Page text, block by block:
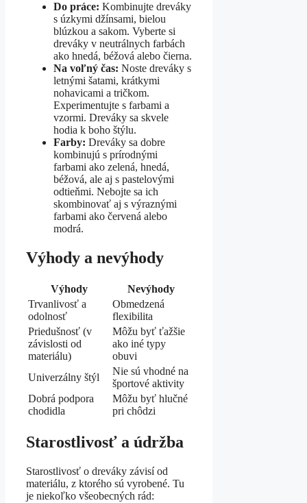
Do práce: Kombinujte dreváky
s úzkymi džínsami, bielou
blúzkou a sakom. Vyberte si
dreváky v neutrálnych farbách
ako hnedá, béžová alebo čierna.
Na voľný čas: Noste dreváky s
letnými šatami, krátkymi
nohavicami a tričkom.
Experimentujte s farbami a
vzormi. Dreváky sa skvele
hodia k boho štýlu.
Farby: Dreváky sa dobre
kombinujú s prírodnými
farbami ako zelená, hnedá,
béžová, ale aj s pastelovými
odtieňmi. Nebojte sa ich
skombinovať aj s výraznými
farbami ako červená alebo
modrá.
Výhody a nevýhody
Výhody
Nevýhody
Trvanlivosť a
odolnosť
Obmedzená
flexibilita
Priedušnosť (v
závislosti od
materiálu)
Môžu byť ťažšie
ako iné typy
obuvi
Univerzálny štýl
Nie sú vhodné na
športové aktivity
Dobrá podpora
chodidla
Môžu byť hlučné
pri chôdzi
Starostlivosť a údržba
Starostlivosť o dreváky závisí od
materiálu, z ktorého sú vyrobené. Tu
je niekoľko všeobecných rád: